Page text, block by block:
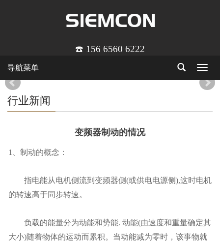
☎️ 156 6560 6222
Toggle
导航菜单
行业新闻
变频器制动的情况
1、制动的概念：
指电能从电机侧流到变频器侧(或供电电源侧),这时电机
的转速高于同步转速。
负载的能量分为动能和势能. 动能(由速度和重量确定其
大小)随着物体的运动而累积。当动能减为零时，该事物就